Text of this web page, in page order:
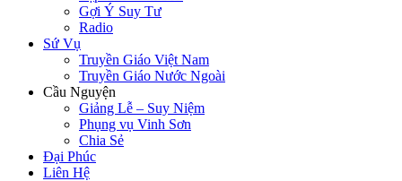
Gợi Ý Suy Tư
Radio
Sứ Vụ
Truyền Giáo Việt Nam
Truyền Giáo Nước Ngoài
Cầu Nguyện
Giảng Lễ – Suy Niệm
Phụng vụ Vinh Sơn
Chia Sẻ
Đại Phúc
Liên Hệ